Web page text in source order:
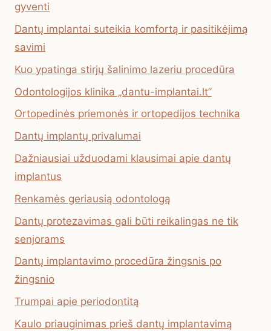
gyventi
Dantų implantai suteikia komfortą ir pasitikėjimą
savimi
Kuo ypatinga stirjų šalinimo lazeriu procedūra
Odontologijos klinika „dantu-implantai.lt”
Ortopedinės priemonės ir ortopedijos technika
Dantų implantų privalumai
Dažniausiai užduodami klausimai apie dantų
implantus
Renkamės geriausią odontologą
Dantų protezavimas gali būti reikalingas ne tik
senjorams
Dantų implantavimo procedūra žingsnis po
žingsnio
Trumpai apie periodontitą
Kaulo priauginimas prieš dantų implantavimą